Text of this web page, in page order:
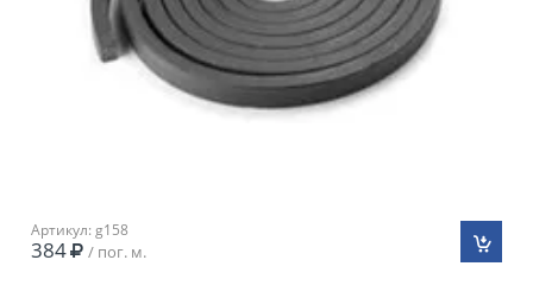
Артикул: g158
384 / пог. м.